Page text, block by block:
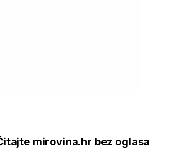
mirovina.hr bez oglasa